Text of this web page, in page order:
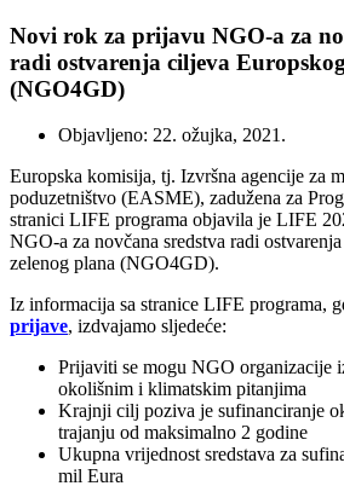
Novi rok za prijavu NGO-a za
radi ostvarenja ciljeva
(NGO4GD)
Objavljeno: 22. ožujka, 2021.
Europska komisija, tj. Izvršna agencije za
poduzetništvo (EASME), zadužena za
stranici LIFE programa objavila je LIFE
NGO-a za novčana sredstva radi
zelenog plana (NGO4GD).
Iz informacija sa stranice LIFE programa,
prijave, izdvajamo sljedeće:
Prijaviti se mogu NGO organizacije
okolišnim i klimatskim pitanjima
Krajnji cilj poziva je sufinanciranje
trajanju od maksimalno 2 godine
Ukupna vrijednost sredstava za
mil Eura